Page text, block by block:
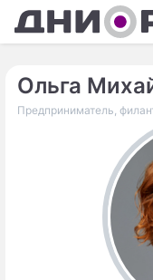
Ольга
Предприниматель,